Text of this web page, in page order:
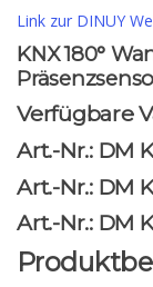
Link zur DINUY
KNX 180°
Verfügbare
Art.-Nr.: DM
Art.-Nr.: DM
Art.-Nr.: DM